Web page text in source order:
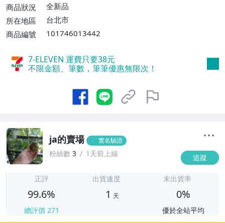
商品狀況
全新品
所在地區
台北市
商品編號
101746013442
7-ELEVEN 運費只要38元
不限金額、筆數，筆筆優惠無限次！
ja的賣場 實名驗證
粉絲數 3 1天前上線 追蹤
正評
99.6%
總評價 271
出貨速度
1 天
未出貨率
0%
優於全站平均